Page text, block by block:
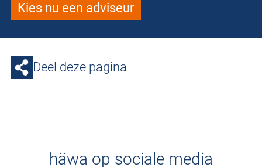
Kies nu een adviseur
Deel deze pagina
häwa op sociale media